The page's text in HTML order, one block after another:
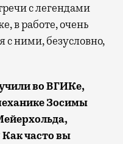
с легендами
в работе, очень
ними, безусловно,
во ВГИКе,
Зосимы
Как часто вы